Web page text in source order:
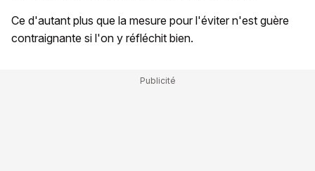
Ce d'autant plus que la mesure pour l'éviter n'est guère
contraignante si l'on y réfléchit bien.